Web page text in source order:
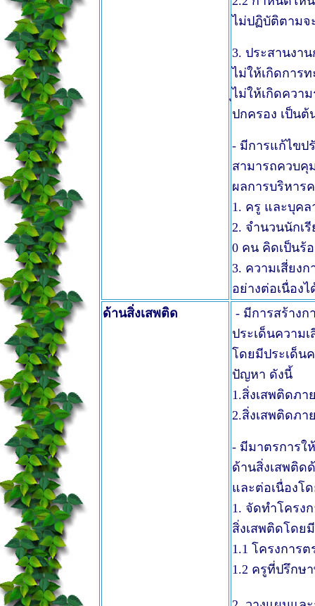
ไม่ปฏิบัติตามจ
3. ประสานงา
ไม่ให้เกิดการ
ไม่ให้เกิดควา
ปกครอง เป็นต้
- มีการแก้ไขป
สามารถควบคุ
ผลการบริหาร
1. ครู และบุคล
2. จำนวนนักเ
0 คน คิดเป็นร้
3. ความเสี่ยง
อย่างต่อเนื่องไ
ด้านสิ่งเสพติด
- มีการสร้างก
ประเด็นความ
โดยมีประเด็น
ปัญหา ดังนี้
1.สิ่งเสพติดภ
2.สิ่งเสพติดภ
- มีมาตรการใ
ด้านสิ่งเสพติด
และต่อเนื่องโ
1. จัดทำโครง
สิ่งเสพติดโดย
1.1 โครงการ
1.2 ครูที่ปรึกษ